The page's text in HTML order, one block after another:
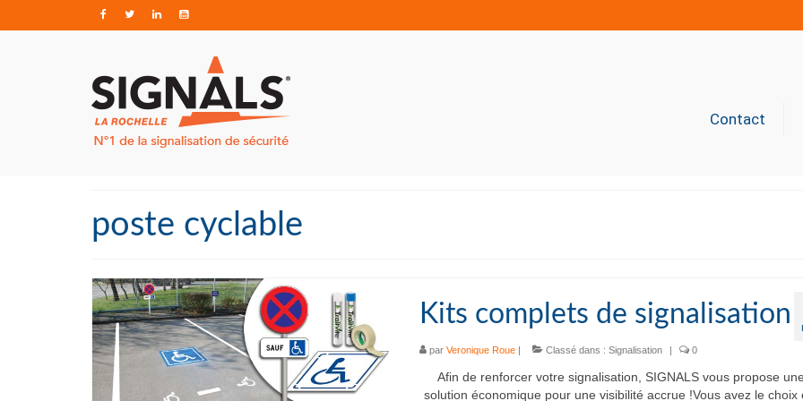
Contact
poste cyclable
Kits complets de signalisation
par Veronique Roue| Classé dans : Signalisation | 0
Afin de renforcer votre signalisation, SIGNALS vous propose
solution économique pour une visibilité accrue !Vous avez le choix